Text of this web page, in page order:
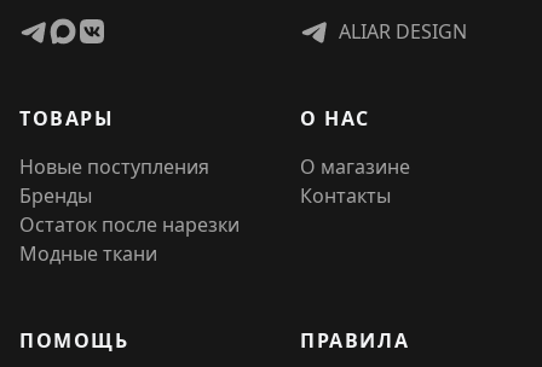
ALIAR DESIGN
ТОВАРЫ
Новые поступления
Бренды
Остаток после нарезки
Модные ткани
О НАС
О магазине
Контакты
ПОМОЩЬ
ПРАВИЛА